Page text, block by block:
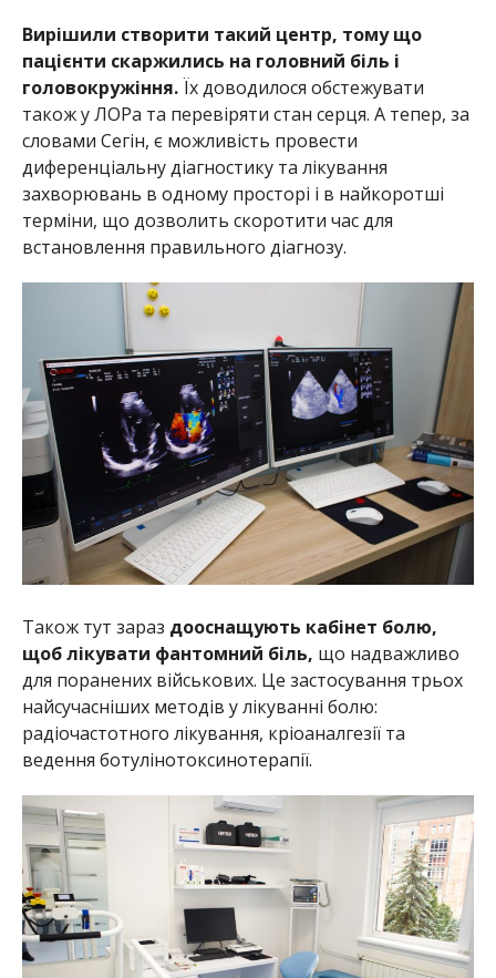
Вирішили створити такий центр, тому що
пацієнти скаржились на головний біль і
головокружіння. Їх доводилося обстежувати
також у ЛОРа та перевіряти стан серця. А тепер, за
словами Сегін, є можливість провести
диференціальну діагностику та лікування
захворювань в одному просторі і в найкоротші
терміни, що дозволить скоротити час для
встановлення правильного діагнозу.
Також тут зараз дооснащують кабінет болю,
щоб лікувати фантомний біль, що надважливо
для поранених військових. Це застосування трьох
найсучасніших методів у лікуванні болю:
радіочастотного лікування, кріоаналгезії та
ведення ботулінотоксинотерапії.